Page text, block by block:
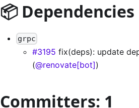
📦 Dependencies
grpc
#3195 fix(deps): update
(@renovate[bot])
Committers: 1